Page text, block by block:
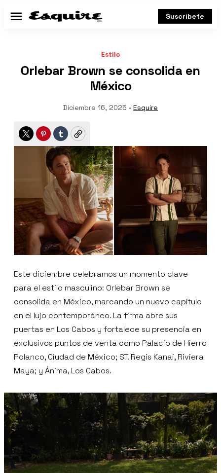
Menú Suscríbete
Estilo
Orlebar Brown se consolida en
México
Diciembre 16, 2025 • Esquire
TwitterPinterest
TumblrCopy
Este diciembre celebramos un momento clave
para el estilo masculino: Orlebar Brown se
consolida en México, marcando un nuevo capítulo
en el lujo contemporáneo. La firma abre sus
puertas en Los Cabos y fortalece su presencia en
exclusivos puntos de venta como Palacio de Hierro
Polanco, Ciudad de México; ST. Regis Kanai, Riviera
Maya; y Ánima, Los Cabos.